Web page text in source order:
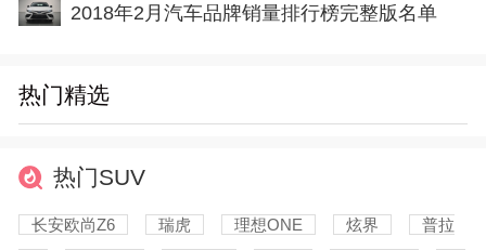
2018年2月汽车品牌销量排行榜完整版名单
热门精选
热门SUV
长安欧尚Z6 瑞虎 理想ONE 炫界
普拉